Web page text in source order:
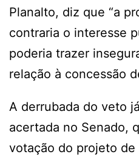
Planalto, diz que “a
contraria o interesse
poderia trazer
relação à concessão
A derrubada do veto
acertada no Senado,
votação do projeto